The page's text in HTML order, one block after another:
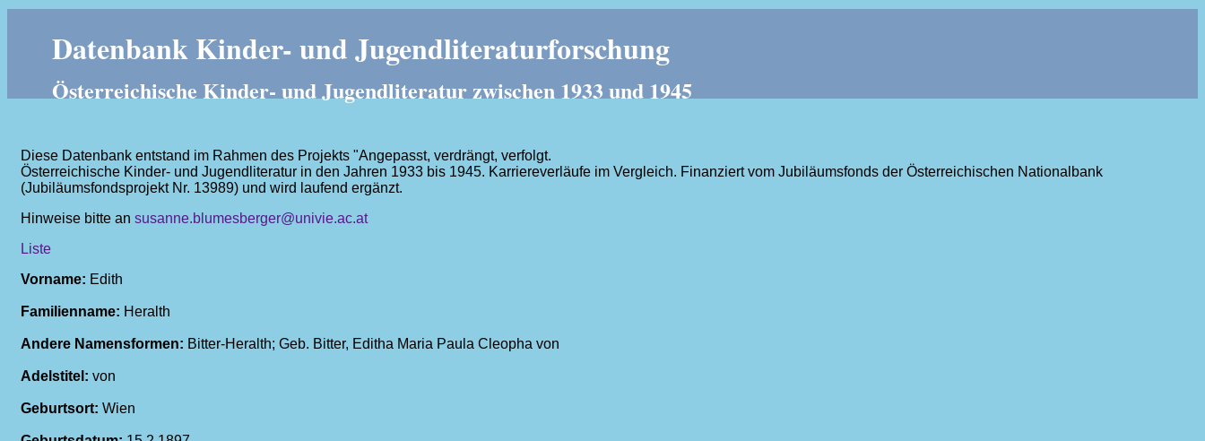
Datenbank Kinder- und Jugendliteraturforschung
Österreichische Kinder- und Jugendliteratur zwischen 1933 und 1945
Diese Datenbank entstand im Rahmen des Projekts "Angepasst, verdrängt, verfolgt.
Österreichische Kinder- und Jugendliteratur in den Jahren 1933 bis 1945. Karriereverläufe im Vergleich. Finanziert vom Jubiläumsfonds der Österreichischen Nationalbank
(Jubiläumsfondsprojekt Nr. 13989) und wird laufend ergänzt.
Hinweise bitte an susanne.blumesberger@univie.ac.at
Liste
Vorname: Edith
Familienname: Heralth
Andere Namensformen: Bitter-Heralth; Geb. Bitter, Editha Maria Paula Cleopha von
Adelstitel: von
Geburtsort: Wien